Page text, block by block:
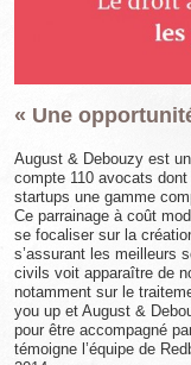
« Une
August & Debouzy est
compte 110 avocats
startups une gamme
Ce parrainage à coût
se focaliser sur la
s’assurant les meilleurs
civils voit apparaître de
notamment sur le
you up et August &
pour être accompagné
témoigne l’équipe de